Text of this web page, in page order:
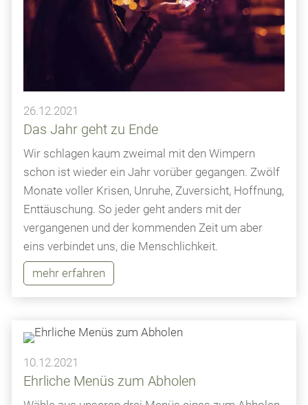
26.12.2021
Das Jahr geht zu Ende
Wir schlagen kaum zweimal mit den Wimpern
schon ist wieder ein Jahr vorüber gegangen. Zwölf
Monate voller Krisen, Unruhe, Zuversicht, Hoffnung,
Enttäuschung. So jeder geht anders mit der
vergangenen und der kommenden Zeit um aber
eins verbindet uns, die Menschlichkeit.
mehr erfahren
10.12.2021
Ehrliche Menüs zum Abholen